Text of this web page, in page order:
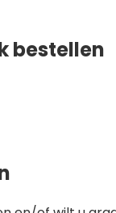
bestellen